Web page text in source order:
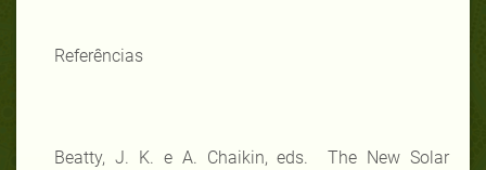
Referências
Beatty, J. K. e A. Chaikin, eds. The New Solar